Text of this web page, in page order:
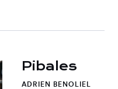
Pibales
ADRIEN BENOLIEL